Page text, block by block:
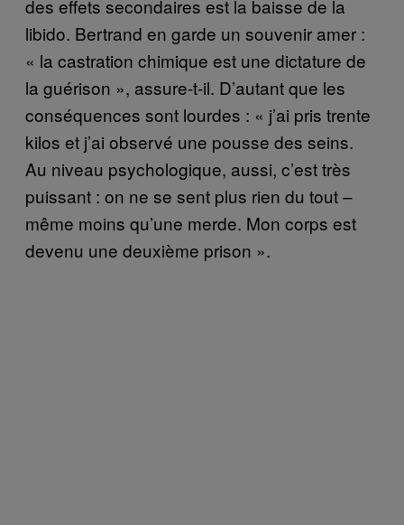
des effets secondaires est la baisse de la
libido. Bertrand en garde un souvenir amer :
« la castration chimique est une dictature de
la guérison », assure-t-il. D’autant que les
conséquences sont lourdes : « j’ai pris trente
kilos et j’ai observé une pousse des seins.
Au niveau psychologique, aussi, c’est très
puissant : on ne se sent plus rien du tout –
même moins qu’une merde. Mon corps est
devenu une deuxième prison ».